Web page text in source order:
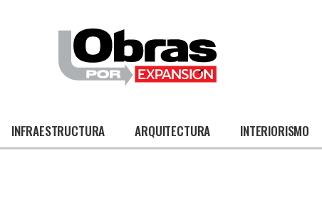
INFRAESTRUCTURA ARQUITECTURA INTERIORISMO